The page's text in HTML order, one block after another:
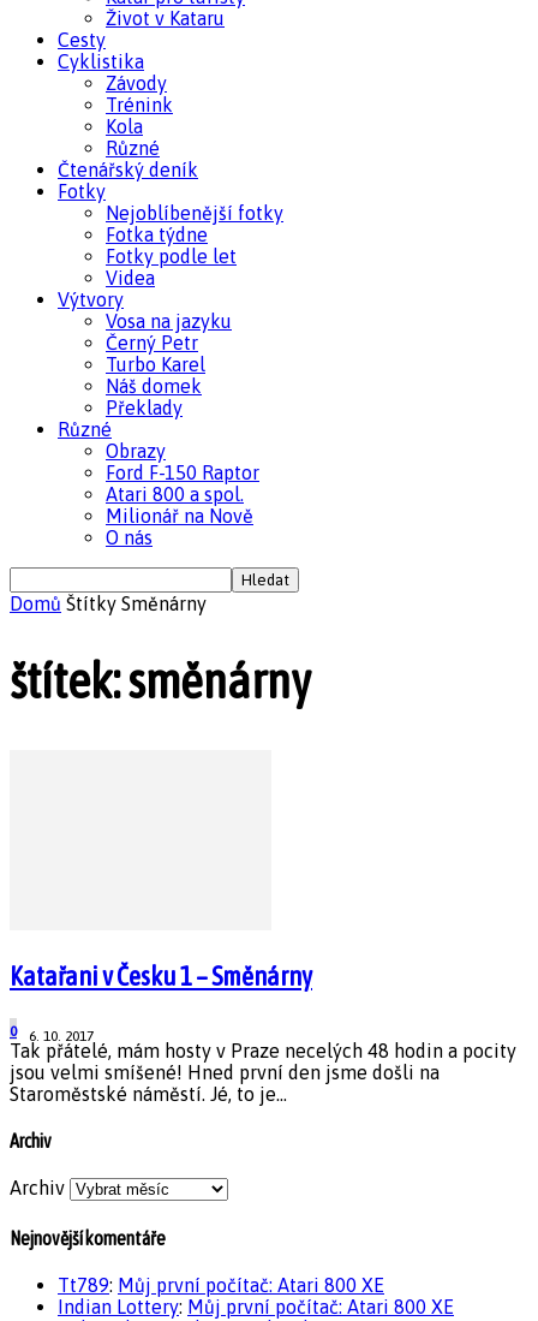
Život v Kataru
Cesty
Cyklistika
Závody
Trénink
Kola
Různé
Čtenářský deník
Fotky
Nejoblíbenější fotky
Fotka týdne
Fotky podle let
Videa
Výtvory
Vosa na jazyku
Černý Petr
Turbo Karel
Náš domek
Překlady
Různé
Obrazy
Ford F-150 Raptor
Atari 800 a spol.
Milionář na Nově
O nás
Domů Štítky Směnárny
štítek: směnárny
Katařani v Česku 1 – Směnárny
6. 10. 2017
0
Tak přátelé, mám hosty v Praze necelých 48 hodin a pocity
jsou velmi smíšené! Hned první den jsme došli na
Staroměstské náměstí. Jé, to je...
Archiv
Archiv
Nejnovější komentáře
Tt789: Můj první počítač: Atari 800 XE
Indian Lottery: Můj první počítač: Atari 800 XE